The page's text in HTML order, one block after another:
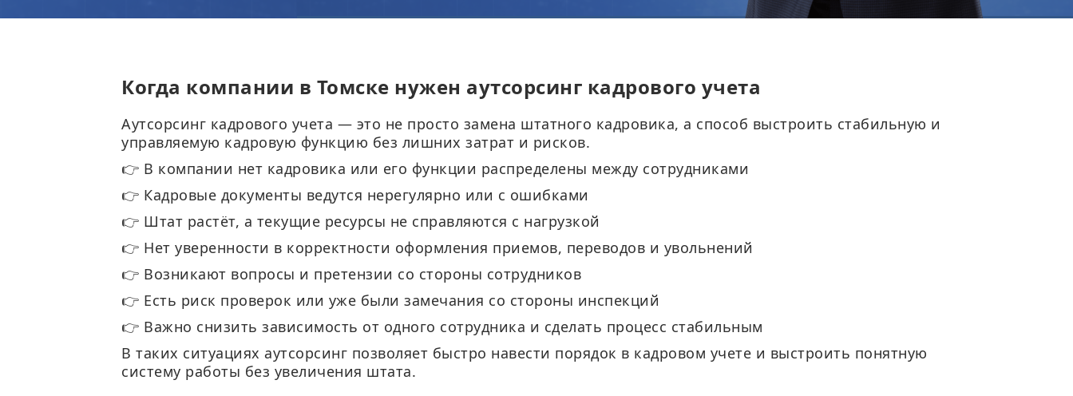
ЗАПРОСИТЬ СТОИМОСТЬ АУДИТА
Аутсорсинг кадрового учета — это не просто замена штатного кадровика, а способ выстроить стабильную и
управляемую кадровую функцию без лишних затрат и рисков.
👉 В компании нет кадровика или его функции распределены между сотрудниками
👉 Кадровые документы ведутся нерегулярно или с ошибками
👉 Штат растёт, а текущие ресурсы не справляются с нагрузкой
👉 Нет уверенности в корректности оформления приемов, переводов и увольнений
👉 Возникают вопросы и претензии со стороны сотрудников
👉 Есть риск проверок или уже были замечания со стороны инспекций
👉 Важно снизить зависимость от одного сотрудника и сделать процесс стабильным
В таких ситуациях аутсорсинг позволяет быстро навести порядок в кадровом учете и выстроить понятную
систему работы без увеличения штата.
Когда компании в Томске нужен аутсорсинг кадрового учета